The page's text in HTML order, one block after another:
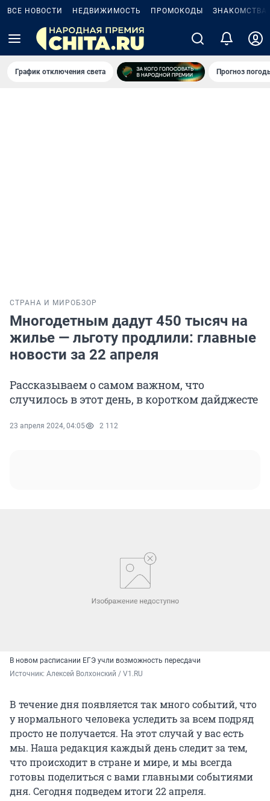
ВСЕ НОВОСТИ НЕДВИЖИМОСТЬ ПРОМОКОДЫ ЗНАКОМСТВА
График отключения света Прогноз
СТРАНА И МИРОБЗОР
Многодетным дадут 450 тысяч на
жилье — льготу продлили: главные
новости за 22 апреля
Рассказываем о самом важном, что
случилось в этот день, в коротком дайджесте
23 апреля 2024, 04:05 2 112
В новом расписании ЕГЭ учли возможность пересдачи
Источник: Алексей Волхонский / V1.RU
В течение дня появляется так много событий, что
у нормального человека уследить за всем подряд
просто не получается. На этот случай у вас есть
мы. Наша редакция каждый день следит за тем,
что происходит в стране и мире, и мы всегда
готовы поделиться с вами главными событиями
дня. Сегодня подведем итоги 22 апреля.